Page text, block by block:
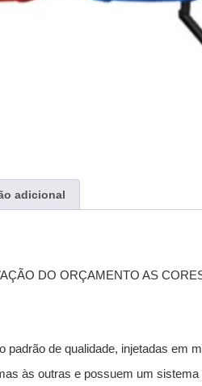
adicional
DO ORÇAMENTO AS
padrão de qualidade, injetadas em
às outras e possuem um